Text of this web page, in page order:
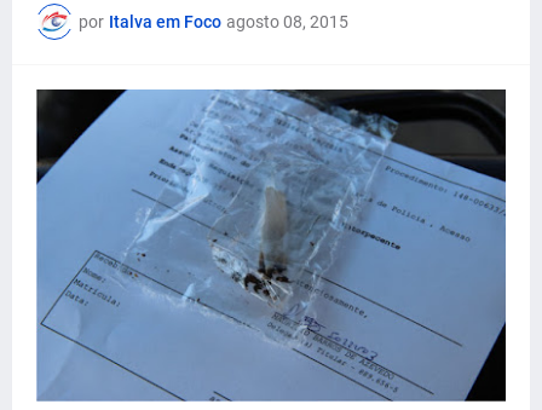
por Italva em Foco agosto 08, 2015